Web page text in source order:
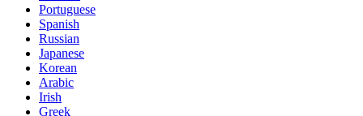
Portuguese
Spanish
Russian
Japanese
Korean
Arabic
Irish
Greek